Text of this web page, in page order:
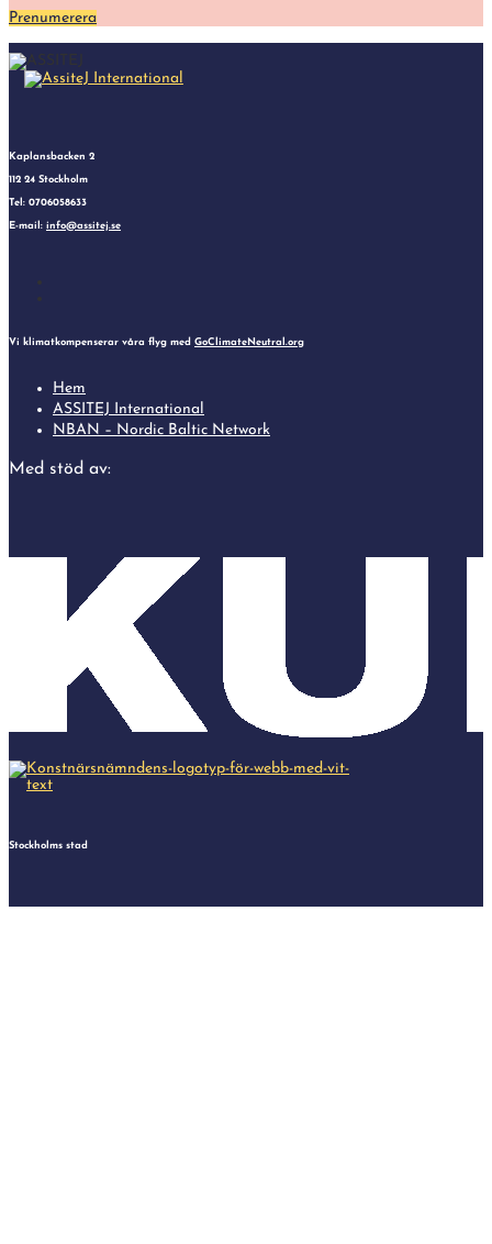
Prenumerera
Kaplansbacken 2
112 24 Stockholm
Tel: 0706058633
E-mail: info@assitej.se
Vi klimatkompenserar våra flyg med GoClimateNeutral.org
Hem
ASSITEJ International
NBAN – Nordic Baltic Network
Med stöd av:
Stockholms stad